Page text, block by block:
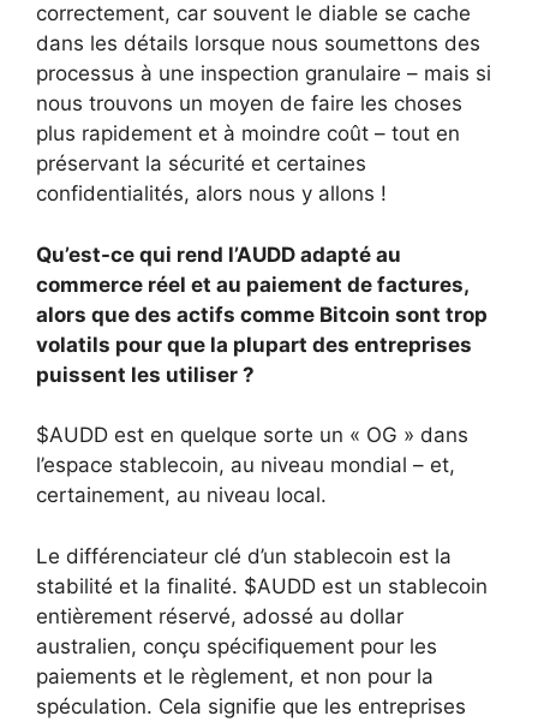
correctement, car souvent le diable se cache
dans les détails lorsque nous soumettons des
processus à une inspection granulaire – mais si
nous trouvons un moyen de faire les choses
plus rapidement et à moindre coût – tout en
préservant la sécurité et certaines
confidentialités, alors nous y allons !
Qu’est-ce qui rend l’AUDD adapté au
commerce réel et au paiement de factures,
alors que des actifs comme Bitcoin sont trop
volatils pour que la plupart des entreprises
puissent les utiliser ?
$AUDD est en quelque sorte un « OG » dans
l’espace stablecoin, au niveau mondial – et,
certainement, au niveau local.
Le différenciateur clé d’un stablecoin est la
stabilité et la finalité. $AUDD est un stablecoin
entièrement réservé, adossé au dollar
australien, conçu spécifiquement pour les
paiements et le règlement, et non pour la
spéculation. Cela signifie que les entreprises